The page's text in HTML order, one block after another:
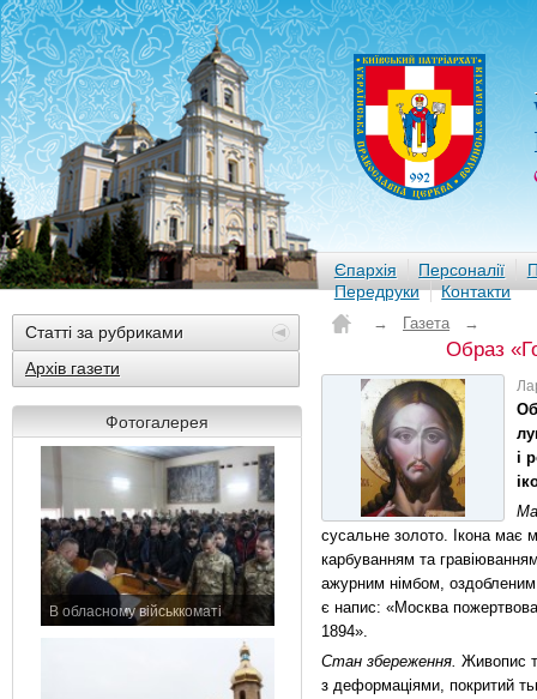
Єпархія Персоналії
Передруки
Контакти
Статті за рубриками
Архів газети
Фотогалерея
В обласному військкоматі
→ Газета →
Образ
і
сусальне золото. Ікона має
карбуванням та
ажурним німбом,
є напис: «Москва
1894».
Стан збереження. Живопис
з деформаціями, покритий